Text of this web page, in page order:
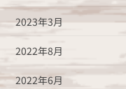
2023年3月
2022年8月
2022年6月